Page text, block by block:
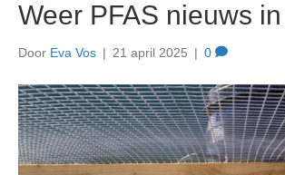
Weer PFAS nieuws
Door Eva Vos | 21 april 2025 | 0